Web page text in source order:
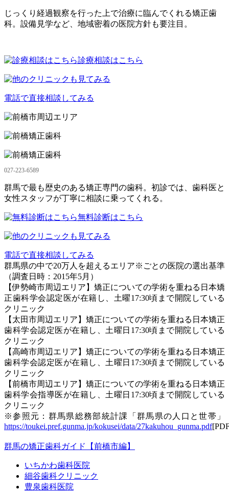
じっくり経過観察を行った上で治療に臨んでくれる矯正歯
科。設備見学など、地域密着の医院方針も要注目。
診療相談はこちら
電話で直接相談してみる
027-223-6589
群馬で最も歴史のある矯正専門の歯科。初診では、歯科医と
女性スタッフが丁寧に相談に乗ってくれる。
無料診断はこちら
電話で直接相談してみる
群馬県の中で20万人を超えるエリア※ごとの医院の選出基準
（調査日時：2015年5月）
【伊勢崎市周辺エリア】矯正についての学術を重ねる日本矯
正歯科学会認定医が在籍し、土曜17:30頃まで開院している
クリニック
【太田市周辺エリア】矯正についての学術を重ねる日本矯正
歯科学会認定医が在籍し、土曜日17:30頃まで開院している
クリニック
【高崎市周辺エリア】矯正についての学術を重ねる日本矯正
歯科学会認定医が在籍し、土曜日17:30頃まで開院している
クリニック
【前橋市周辺エリア】矯正についての学術を重ねる日本矯正
歯科学会指導医が在籍し、土曜日17:30頃まで開院している
クリニック
※参照元：群馬県総務部統計課「群馬県の人口と世帯」
https://toukei.pref.gunma.jp/kokusei/data/27kakuhou_gunma.pdf
群馬の矯正歯科ガイド【前橋市編】
いちかわ歯科医院
細谷歯科クリニック
豊泉歯科医院